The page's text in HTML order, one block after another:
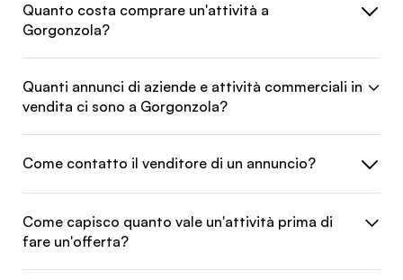
Quanto costa comprare un'attività a
Gorgonzola?
Quanti annunci di aziende e attività commerciali in
vendita ci sono a Gorgonzola?
Come contatto il venditore di un annuncio?
Come capisco quanto vale un'attività prima di
fare un'offerta?